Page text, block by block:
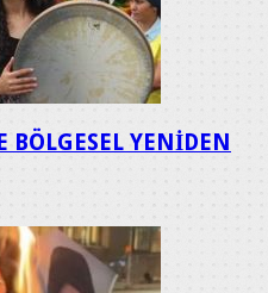
BÖLGESEL YENİDEN